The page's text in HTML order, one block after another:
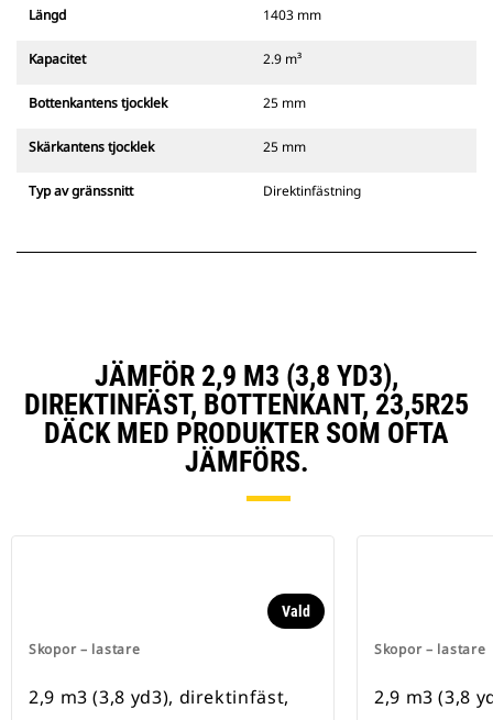
Längd 1403 mm
Kapacitet 2.9 m³
Bottenkantens tjocklek 25 mm
Skärkantens tjocklek 25 mm
Typ av gränssnitt Direktinfästning
JÄMFÖR 2,9 M3 (3,8 YD3),
DIREKTINFÄST, BOTTENKANT, 23,5R25
DÄCK MED PRODUKTER SOM OFTA
JÄMFÖRS.
Skopor – lastare
Vald
2,9 m3 (3,8 yd3), direktinfäst,
Skopor – lastare
2,9 m3 (3,8